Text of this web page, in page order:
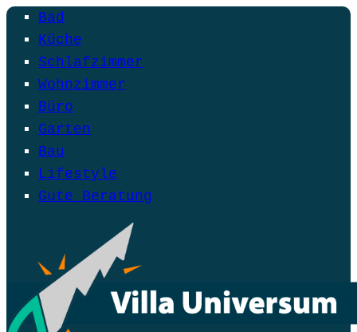
Bad
Küche
Schlafzimmer
Wohnzimmer
Büro
Garten
Bau
Lifestyle
Gute Beratung